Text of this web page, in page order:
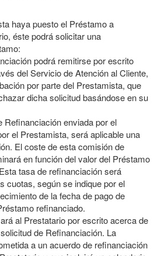
haya puesto el Préstamo a
éste podrá solicitar una
podrá remitirse por escrito
del Servicio de Atención al Cliente,
por parte del Prestamista, que
dicha solicitud basándose en su
Refinanciación enviada por el
el Prestamista, será aplicable una
El coste de esta comisión de
en función del valor del Préstamo
tasa de refinanciación será
cuotas, según se indique por el
de la fecha de pago de
refinanciado.
al Prestatario por escrito acerca de
de Refinanciación. La
a un acuerdo de refinanciación